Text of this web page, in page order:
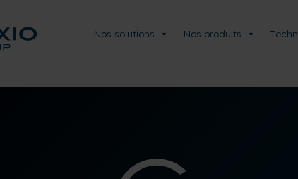
Nos solutions Nos produits